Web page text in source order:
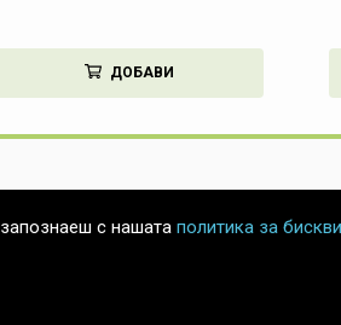
ДОБАВИ
с нашата политика за